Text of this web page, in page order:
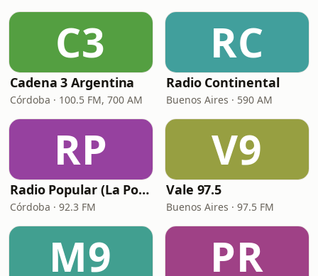
C3
Cadena 3 Argentina
Córdoba · 100.5 FM, 700 AM
RC
Radio Continental
Buenos Aires · 590 AM
RP
Radio Popular (La Popu)
Córdoba · 92.3 FM
V9
Vale 97.5
Buenos Aires · 97.5 FM
M9 PR